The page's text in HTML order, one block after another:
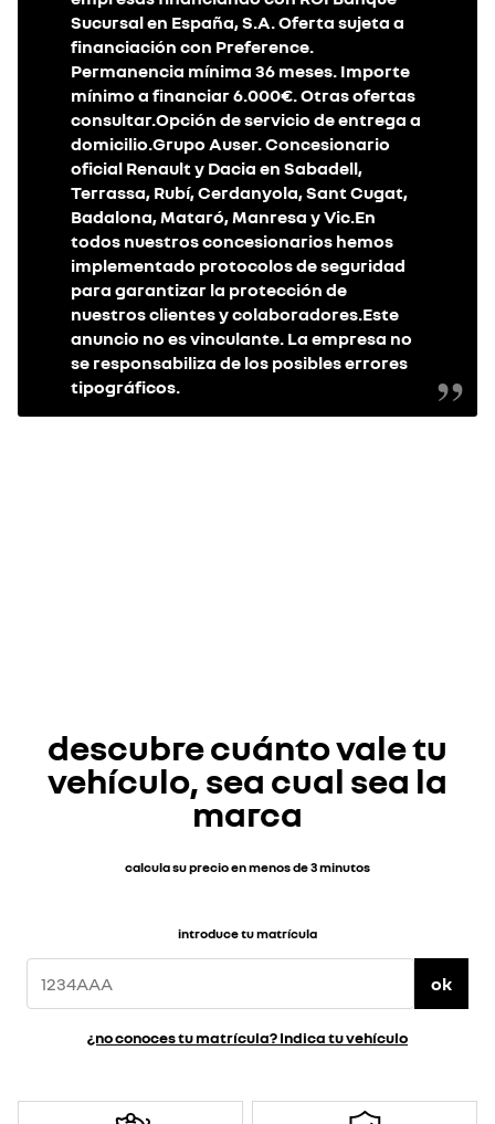
Sucursal en España, S.A. Oferta sujeta a
financiación con Preference.
Permanencia mínima 36 meses. Importe
mínimo a financiar 6.000€. Otras ofertas
consultar.Opción de servicio de entrega a
domicilio.Grupo Auser. Concesionario
oficial Renault y Dacia en Sabadell,
Terrassa, Rubí, Cerdanyola, Sant Cugat,
Badalona, Mataró, Manresa y Vic.En
todos nuestros concesionarios hemos
implementado protocolos de seguridad
para garantizar la protección de
nuestros clientes y colaboradores.Este
anuncio no es vinculante. La empresa no
se responsabiliza de los posibles errores
tipográficos.
descubre cuánto vale tu
vehículo, sea cual sea la
marca
calcula su precio en menos de 3 minutos
introduce tu matrícula
ok
¿no conoces tu matrícula? Indica tu vehículo